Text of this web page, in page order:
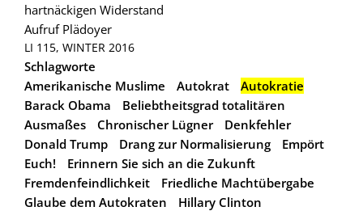
hartnäckigen Widerstand
Aufruf Plädoyer
LI 115, WINTER 2016
Schlagworte
Amerikanische Muslime
Autokrat
Autokratie
Barack Obama
Beliebtheitsgrad totalitären
Ausmaßes
Chronischer Lügner
Denkfehler
Donald Trump
Drang zur Normalisierung
Empört
Euch!
Erinnern Sie sich an die Zukunft
Fremdenfeindlichkeit
Friedliche Machtübergabe
Glaube dem Autokraten
Hillary Clinton